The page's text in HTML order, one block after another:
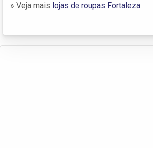
» Veja mais lojas de roupas Fortaleza